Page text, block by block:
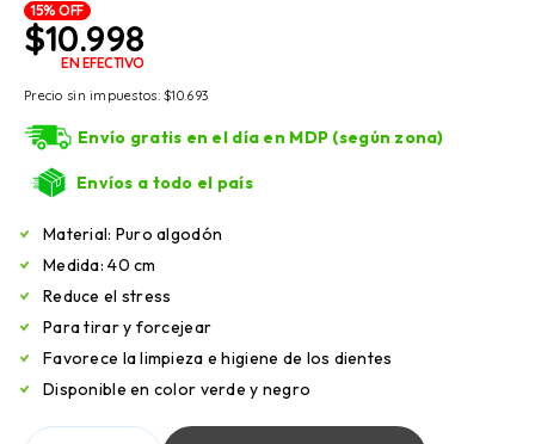
15% OFF
$10.998
EN EFECTIVO
Precio sin impuestos:$10.693
Envío gratis en el día en MDP (según zona)
Envíos a todo el país
Material: Puro algodón
Medida: 40 cm
Reduce el stress
Para tirar y forcejear
Favorece la limpieza e higiene de los dientes
Disponible en color verde y negro